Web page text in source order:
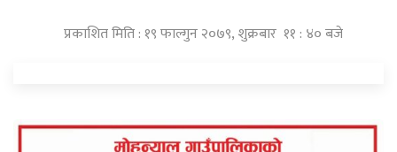
प्रकाशित मिति : १९ फाल्गुन २०७९, शुक्रबार ११ : ४० बजे